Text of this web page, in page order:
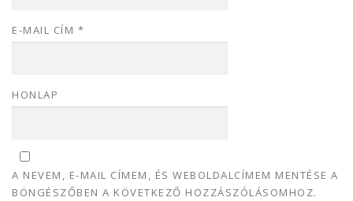
E-MAIL CÍM *
HONLAP
A NEVEM, E-MAIL CÍMEM, ÉS WEBOLDALCÍMEM MENTÉSE A
BÖNGÉSZŐBEN A KÖVETKEZŐ HOZZÁSZÓLÁSOMHOZ.